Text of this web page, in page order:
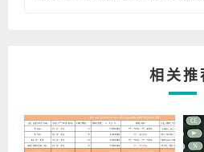
相关推